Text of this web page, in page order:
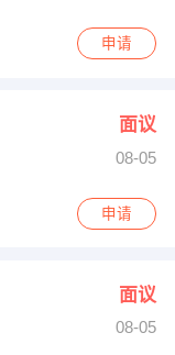
申请
面议
08-05
申请
面议
08-05